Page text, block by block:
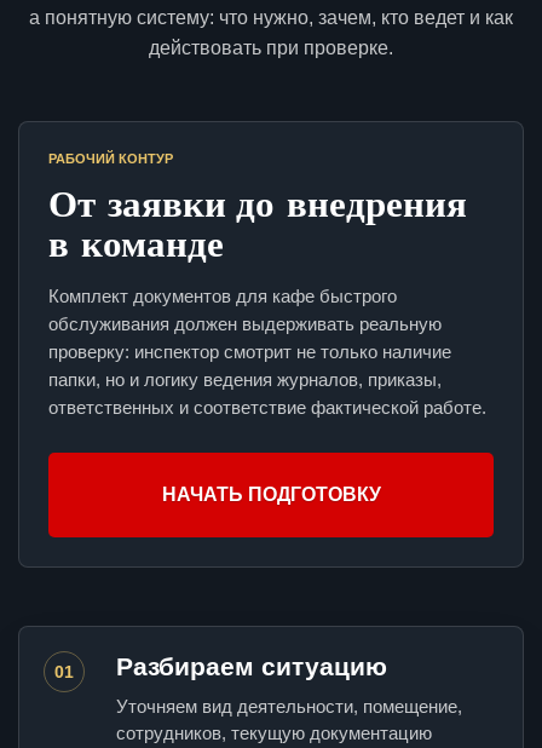
а понятную систему: что нужно, зачем, кто ведет и как
действовать при проверке.
РАБОЧИЙ КОНТУР
От заявки до внедрения
в команде
Комплект документов для кафе быстрого
обслуживания должен выдерживать реальную
проверку: инспектор смотрит не только наличие
папки, но и логику ведения журналов, приказы,
ответственных и соответствие фактической работе.
НАЧАТЬ ПОДГОТОВКУ
01 Разбираем ситуацию
Уточняем вид деятельности, помещение,
сотрудников, текущую документацию